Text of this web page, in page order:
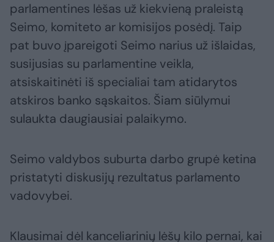
parlamentines lėšas už kiekvieną praleistą
Seimo, komiteto ar komisijos posėdį. Taip
pat buvo įpareigoti Seimo narius už išlaidas,
susijusias su parlamentine veikla,
atsiskaitinėti iš specialiai tam atidarytos
atskiros banko sąskaitos. Šiam siūlymui
sulaukta daugiausiai palaikymo.
Seimo valdybos suburta darbo grupė ketina
pristatyti diskusijų rezultatus parlamento
vadovybei.
Klausimai dėl kanceliarinių lėšų kilo pernai, kai